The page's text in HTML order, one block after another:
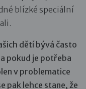
blízké speciální
dětí bývá často
pokud je potřeba
v problematice
pak lehce stane, že